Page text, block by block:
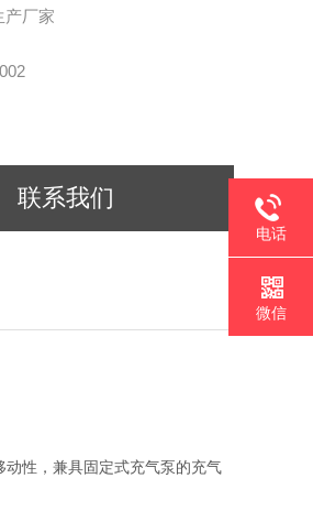
产厂家
联系我们
性，兼具固定式充气泵的充气
电话
微信